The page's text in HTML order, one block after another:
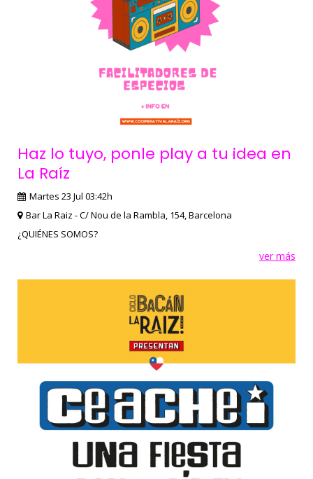
Haz lo tuyo, ponle play a tu idea en
La Raíz
Martes 23 Jul 03:42h
Bar La Raiz - C/ Nou de la Rambla, 154, Barcelona
¿QUIÉNES SOMOS?
ver más